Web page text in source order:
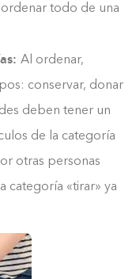
todo de una
Al ordenar,
conservar, donar
deben tener un
de la categoría
otras personas
categoría «tirar» ya
el
0%